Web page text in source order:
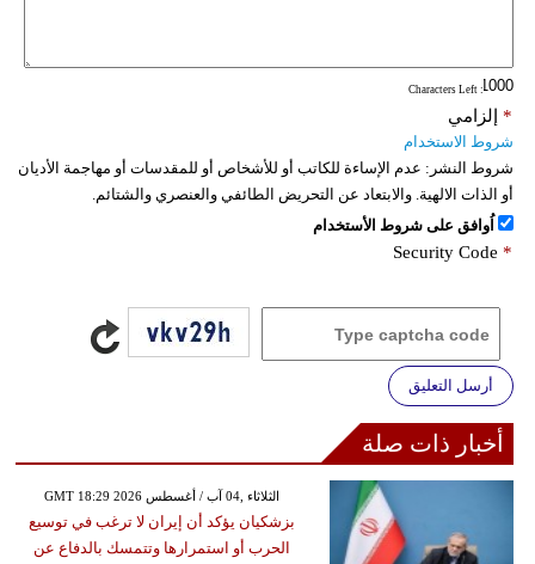
: Characters Left
إلزامي *
شروط الاستخدام
شروط النشر: عدم الإساءة للكاتب أو للأشخاص أو للمقدسات أو مهاجمة الأديان
أو الذات الالهية. والابتعاد عن التحريض الطائفي والعنصري والشتائم.
اُوافق على شروط الأستخدام
Security Code *
أرسل التعليق
أخبار ذات صلة
GMT 18:29 2026 الثلاثاء ,04 آب / أغسطس
بزشكيان يؤكد أن إيران لا ترغب في توسيع
الحرب أو استمرارها وتتمسك بالدفاع عن